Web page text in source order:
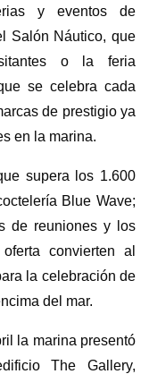
y eventos de
Salón Náutico, que
o la feria
se celebra cada
de prestigio ya
en la marina.
supera los 1.600
Blue Wave;
de reuniones y los
convierten al
la celebración de
del mar.
la marina presentó
The Gallery,